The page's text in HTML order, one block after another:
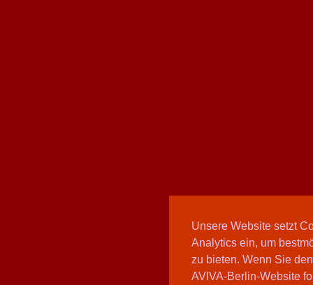
Unsere Website setzt
Analytics ein, um
zu bieten. Wenn Sie
AVIVA-Berlin-Website